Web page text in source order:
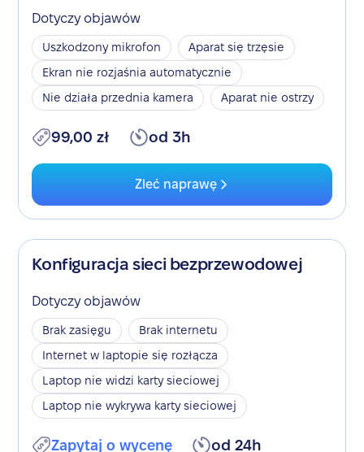
Dotyczy objawów
Uszkodzony mikrofon
Aparat się trzęsie
Ekran nie rozjaśnia automatycznie
Nie działa przednia kamera
Aparat nie ostrzy
99,00 zł od 3h
Zleć naprawę
Konfiguracja sieci bezprzewodowej
Dotyczy objawów
Brak zasięgu
Brak internetu
Internet w laptopie się rozłącza
Laptop nie widzi karty sieciowej
Laptop nie wykrywa karty sieciowej
Zapytaj o wycenę od 24h